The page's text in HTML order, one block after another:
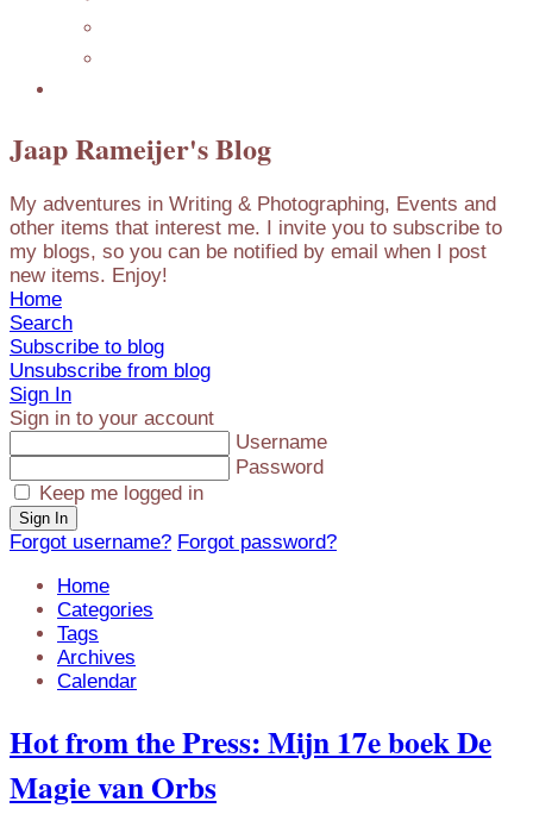
Jaap Rameijer's Blog
My adventures in Writing & Photographing, Events and
other items that interest me. I invite you to subscribe to
my blogs, so you can be notified by email when I post
new items. Enjoy!
Home
Search
Subscribe to blog
Unsubscribe from blog
Sign In
Sign in to your account
Username
Password
Keep me logged in
Sign In
Forgot username? Forgot password?
Home
Categories
Tags
Archives
Calendar
Hot from the Press: Mijn 17e boek De
Magie van Orbs